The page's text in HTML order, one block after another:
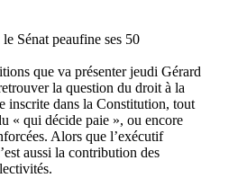
que va présenter jeudi Gérard
la question du droit à la
inscrite dans la Constitution, tout
« qui décide paie », ou encore
Alors que l’exécutif
aussi la contribution des